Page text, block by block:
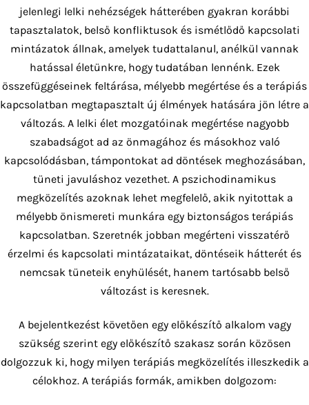
jelenlegi lelki nehézségek hátterében gyakran korábbi
tapasztalatok, belső konfliktusok és ismétlődő kapcsolati
mintázatok állnak, amelyek tudattalanul, anélkül vannak
hatással életünkre, hogy tudatában lennénk. Ezek
összefüggéseinek feltárása, mélyebb megértése és a terápiás
kapcsolatban megtapasztalt új élmények hatására jön létre a
változás. A lelki élet mozgatóinak megértése nagyobb
szabadságot ad az önmagához és másokhoz való
kapcsolódásban, támpontokat ad döntések meghozásában,
tüneti javuláshoz vezethet. A pszichodinamikus
megközelítés azoknak lehet megfelelő, akik nyitottak a
mélyebb önismereti munkára egy biztonságos terápiás
kapcsolatban. Szeretnék jobban megérteni visszatérő
érzelmi és kapcsolati mintázataikat, döntéseik hátterét és
nemcsak tüneteik enyhülését, hanem tartósabb belső
változást is keresnek.
A bejelentkezést követően egy előkészítő alkalom vagy
szükség szerint egy előkészítő szakasz során közösen
dolgozzuk ki, hogy milyen terápiás megközelítés illeszkedik a
célokhoz. A terápiás formák, amikben dolgozom: